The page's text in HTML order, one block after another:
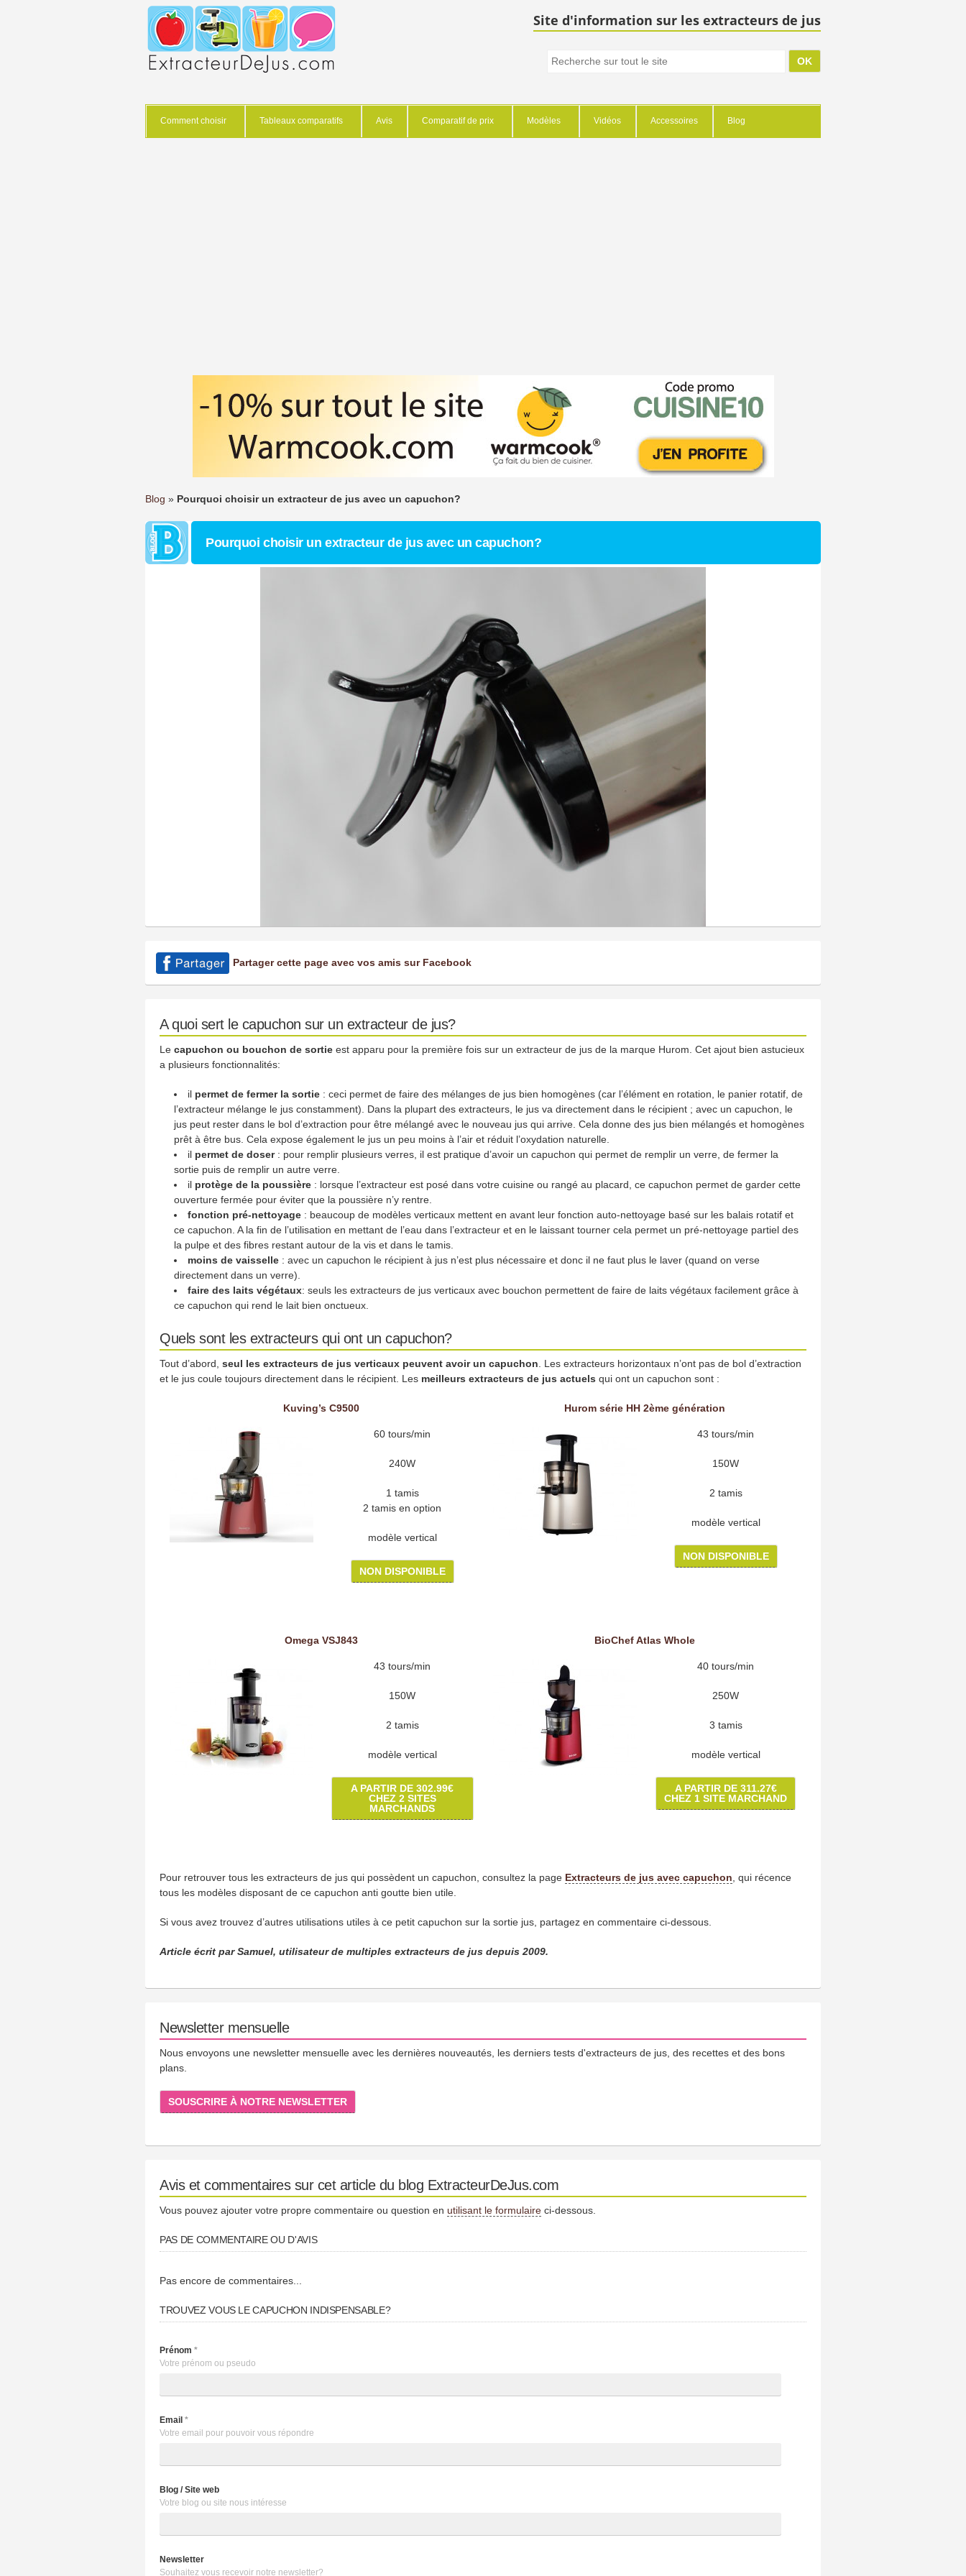
Site d'information sur les extracteurs de jus
Comment choisir Tableaux comparatifs Avis Comparatif de prix Modèles Vidéos Accessoires Blog
Blog » Pourquoi choisir un extracteur de jus avec un capuchon?
Pourquoi choisir un extracteur de jus avec un capuchon?
Partager cette page avec vos amis sur Facebook
A quoi sert le capuchon sur un extracteur de jus?
Le capuchon ou bouchon de sortie est apparu pour la première fois sur un extracteur de jus de la marque Hurom. Cet ajout bien astucieux
a plusieurs fonctionnalités:
il permet de fermer la sortie : ceci permet de faire des mélanges de jus bien homogènes (car l’élément en rotation, le panier rotatif, de
l’extracteur mélange le jus constamment). Dans la plupart des extracteurs, le jus va directement dans le récipient ; avec un capuchon, le
jus peut rester dans le bol d’extraction pour être mélangé avec le nouveau jus qui arrive. Cela donne des jus bien mélangés et homogènes
prêt à être bus. Cela expose également le jus un peu moins à l’air et réduit l’oxydation naturelle.
il permet de doser : pour remplir plusieurs verres, il est pratique d’avoir un capuchon qui permet de remplir un verre, de fermer la
sortie puis de remplir un autre verre.
il protège de la poussière : lorsque l’extracteur est posé dans votre cuisine ou rangé au placard, ce capuchon permet de garder cette
ouverture fermée pour éviter que la poussière n’y rentre.
fonction pré-nettoyage : beaucoup de modèles verticaux mettent en avant leur fonction auto-nettoyage basé sur les balais rotatif et
ce capuchon. A la fin de l’utilisation en mettant de l’eau dans l’extracteur et en le laissant tourner cela permet un pré-nettoyage partiel des
la pulpe et des fibres restant autour de la vis et dans le tamis.
moins de vaisselle : avec un capuchon le récipient à jus n’est plus nécessaire et donc il ne faut plus le laver (quand on verse
directement dans un verre).
faire des laits végétaux: seuls les extracteurs de jus verticaux avec bouchon permettent de faire de laits végétaux facilement grâce à
ce capuchon qui rend le lait bien onctueux.
Quels sont les extracteurs qui ont un capuchon?
Tout d’abord, seul les extracteurs de jus verticaux peuvent avoir un capuchon . Les extracteurs horizontaux n’ont pas de bol d’extraction
et le jus coule toujours directement dans le récipient. Les meilleurs extracteurs de jus actuels qui ont un capuchon sont :
Kuving’s C9500
60 tours/min
240W
1 tamis
2 tamis en option
modèle vertical
NON DISPONIBLE
Hurom série HH 2ème génération
43 tours/min
150W
2 tamis
modèle vertical
NON DISPONIBLE
Omega VSJ843
43 tours/min
150W
2 tamis
modèle vertical
A PARTIR DE 302.99€
CHEZ 2 SITES
MARCHANDS
BioChef Atlas Whole
40 tours/min
250W
3 tamis
modèle vertical
A PARTIR DE 311.27€
CHEZ 1 SITE MARCHAND
Pour retrouver tous les extracteurs de jus qui possèdent un capuchon, consultez la page Extracteurs de jus avec capuchon , qui récence
tous les modèles disposant de ce capuchon anti goutte bien utile.
Si vous avez trouvez d’autres utilisations utiles à ce petit capuchon sur la sortie jus, partagez en commentaire ci-dessous.
Article écrit par Samuel, utilisateur de multiples extracteurs de jus depuis 2009.
Newsletter mensuelle
Nous envoyons une newsletter mensuelle avec les dernières nouveautés, les derniers tests d'extracteurs de jus, des recettes et des bons
plans.
SOUSCRIRE À NOTRE NEWSLETTER
Avis et commentaires sur cet article du blog ExtracteurDeJus.com
Vous pouvez ajouter votre propre commentaire ou question en utilisant le formulaire ci-dessous.
PAS DE COMMENTAIRE OU D'AVIS
Pas encore de commentaires...
TROUVEZ VOUS LE CAPUCHON INDISPENSABLE?
Prénom *
Votre prénom ou pseudo
Email *
Votre email pour pouvoir vous répondre
Blog / Site web
Votre blog ou site nous intéresse
Newsletter
Souhaitez vous recevoir notre newsletter?